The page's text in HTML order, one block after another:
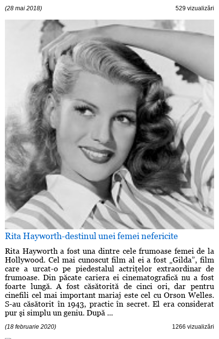
(28 mai 2018) 529 vizualizări
Rita Hayworth-destinul unei femei nefericite
Rita Hayworth a fost una dintre cele frumoase femei de la
Hollywood. Cel mai cunoscut film al ei a fost „Gilda”, film
care a urcat-o pe piedestalul actriţelor extraordinar de
frumoase. Din păcate cariera ei cinematografică nu a fost
foarte lungă. A fost căsătorită de cinci ori, dar pentru
cinefili cel mai important mariaj este cel cu Orson Welles.
S-au căsătorit în 1943, practic în secret. El era considerat
pur şi simplu un geniu. După ...
(18 februarie 2020) 1266 vizualizări